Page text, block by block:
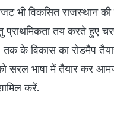
भी विकसित राजस्थान
प्राथमिकता तय करते हुए
के विकास का रोडमैप
सरल भाषा में तैयार कर
करें.